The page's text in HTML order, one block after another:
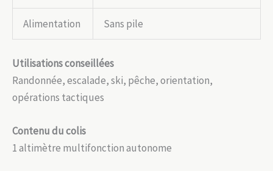
Alimentation Sans pile
Utilisations conseillées
Randonnée, escalade, ski, pêche, orientation,
opérations tactiques
Contenu du colis
1 altimètre multifonction autonome